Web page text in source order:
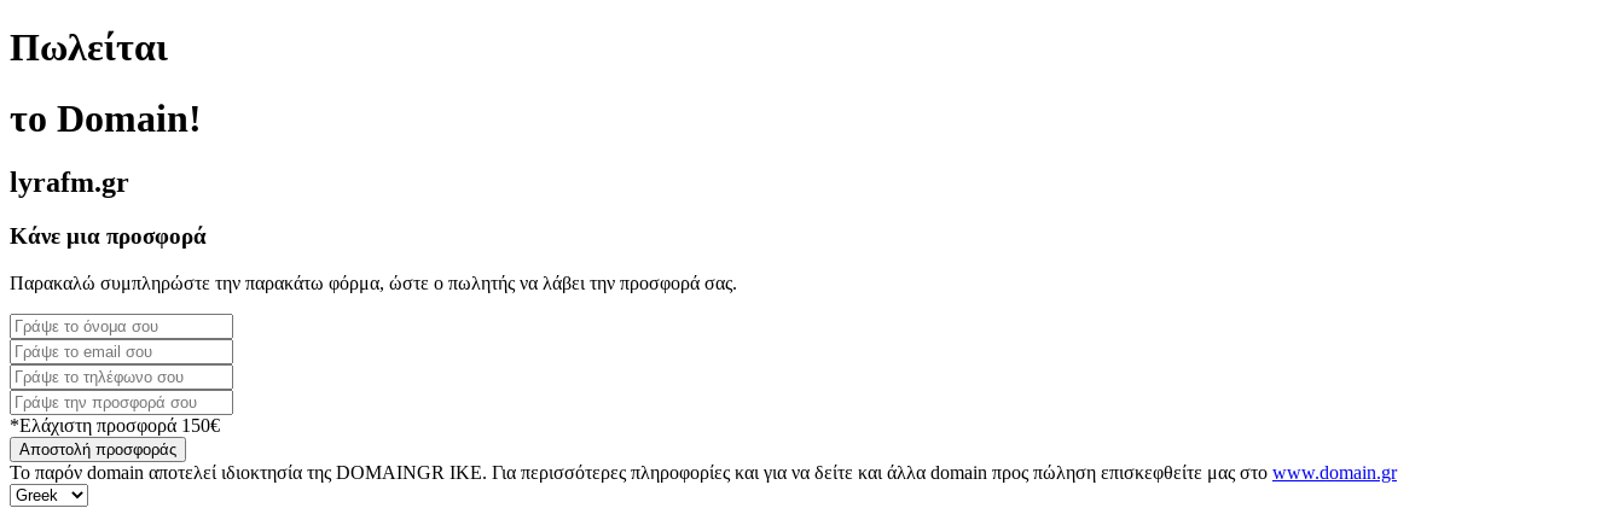
Πωλείται
το Domain!
lyrafm.gr
Κάνε μια προσφορά
Παρακαλώ συμπληρώστε την παρακάτω φόρμα, ώστε ο πωλητής να λάβει την προσφορά σας.
*Ελάχιστη προσφορά 150€
Αποστολή προσφοράς
Το παρόν domain αποτελεί ιδιοκτησία της DOMAINGR ΙΚΕ. Για περισσότερες πληροφορίες και για να δείτε και άλλα domain προς πώληση επισκεφθείτε μας στο www.domain.gr